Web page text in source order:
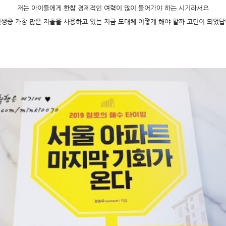
저는 아이들에게 한참 경제적인 여력이 많이 들어가야 하는 시기라서요
중 가장 많은 지출을 사용하고 있는 지금 도대체 어떻게 해야 할까 고민이 되었